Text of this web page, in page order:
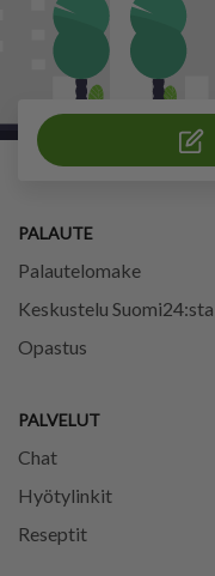
PALAUTE
Palautelomake
Keskustelu Suomi24:sta
Opastus
PALVELUT
Chat
Hyötylinkit
Reseptit